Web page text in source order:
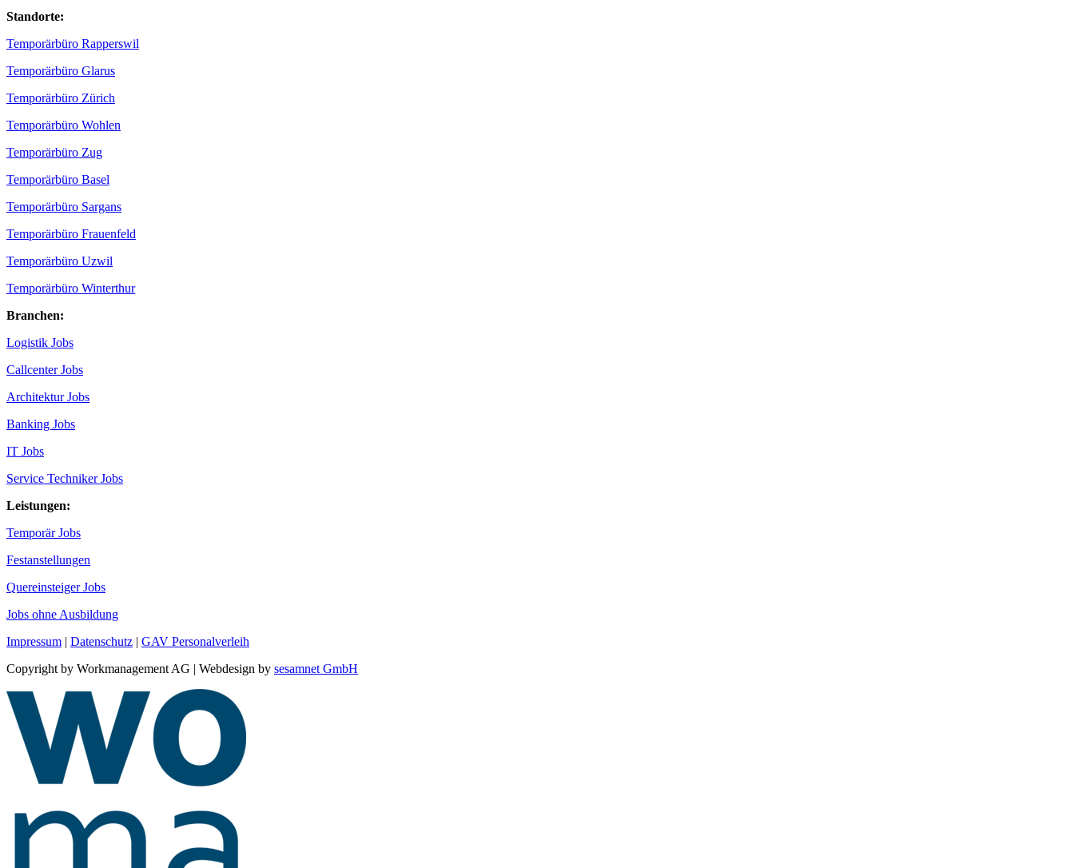
Standorte:
Temporärbüro Rapperswil
Temporärbüro Glarus
Temporärbüro Zürich
Temporärbüro Wohlen
Temporärbüro Zug
Temporärbüro Basel
Temporärbüro Sargans
Temporärbüro Frauenfeld
Temporärbüro Uzwil
Temporärbüro Winterthur
Branchen:
Logistik Jobs
Callcenter Jobs
Architektur Jobs
Banking Jobs
IT Jobs
Service Techniker Jobs
Leistungen:
Temporär Jobs
Festanstellungen
Quereinsteiger Jobs
Jobs ohne Ausbildung
Impressum | Datenschutz | GAV Personalverleih
Copyright by Workmanagement AG | Webdesign by sesamnet GmbH